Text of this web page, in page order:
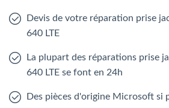
Devis de votre réparation prise
640 LTE
La plupart des réparations prise
640 LTE se font en 24h
Des pièces d'origine Microsoft si